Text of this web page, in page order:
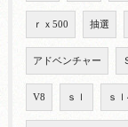
ｒｘ500 抽選
アドベンチャー
V8 ｓｌ ｓ